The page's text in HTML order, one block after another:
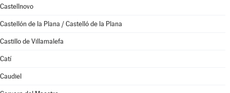
Castellnovo
Castellón de la Plana / Castelló de la Plana
Castillo de Villamalefa
Catí
Caudiel